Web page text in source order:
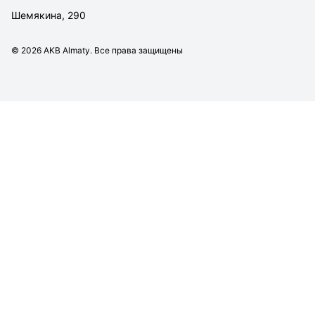
Шемякина, 290
© 2026 AKB Almaty. Все права защищены